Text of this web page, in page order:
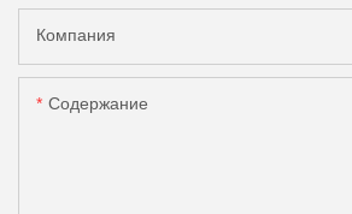
Компания
Содержание